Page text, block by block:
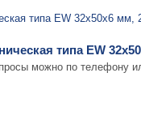
типа EW
можно по телефону